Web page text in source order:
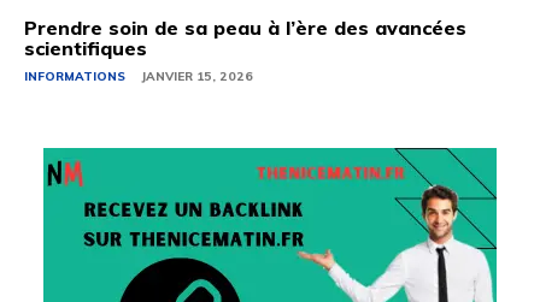
Prendre soin de sa peau à l’ère des avancées
scientifiques
INFORMATIONS JANVIER 15, 2026